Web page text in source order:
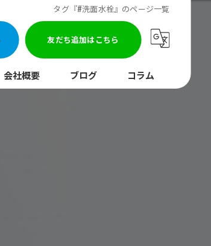
タグ『#洗面水栓』のページ一覧
友だち追加はこちら
会社概要 ブログ コラム